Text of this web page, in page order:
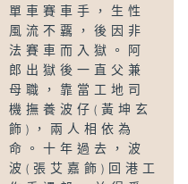
單車賽車手，生性
風流不覊，後因非
法賽車而入獄。阿
郎出獄後一直父兼
母職，靠當工地司
機撫養波仔(黃坤玄
飾)，兩人相依為
命。十年過去，波
波(張艾嘉飾)回港工